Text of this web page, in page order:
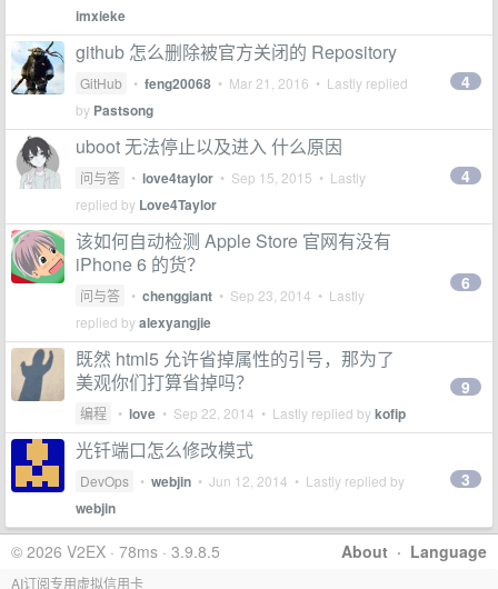
imxieke
github 怎么删除被官方关闭的 Repository
GitHub • feng20068 • Mar 21, 2016 • Lastly replied
by Pastsong
4
uboot 无法停止以及进入 什么原因
问与答 • love4taylor • Sep 15, 2015 • Lastly
replied by Love4Taylor
4
该如何自动检测 Apple Store 官网有没有
iPhone 6 的货？
问与答 • chenggiant • Sep 23, 2014 • Lastly
replied byalexyangjie
6
既然 html5 允许省掉属性的引号，那为了
美观你们打算省掉吗？
编程 • love • Sep 22, 2014 • Lastly replied bykofip
9
光钎端口怎么修改模式
DevOps • webjin • Jun 12, 2014 • Lastly replied by
webjin
3
About · Language
© 2026 V2EX · 78ms · 3.9.8.5
AI订阅专用虚拟信用卡